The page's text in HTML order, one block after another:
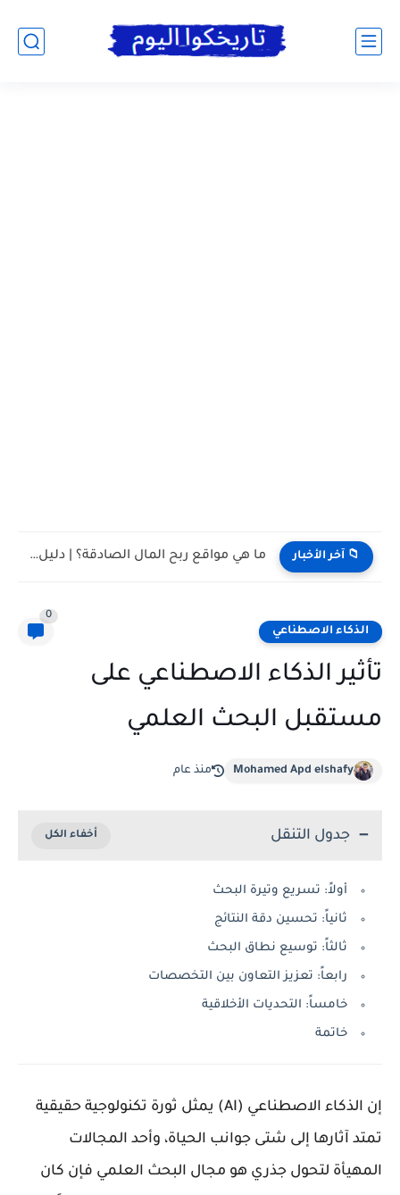
📁 آخر الأخبار ما هي مواقع ربح المال الصادقة؟ | دليل شامل للمواقع...
الذكاء الاصطناعي
0
تأثير الذكاء الاصطناعي على
مستقبل البحث العلمي
Mohamed Apd elshafy منذ عام
جدول التنقل
أولاً: تسريع وتيرة البحث
ثانياً: تحسين دقة النتائج
ثالثاً: توسيع نطاق البحث
رابعاً: تعزيز التعاون بين التخصصات
خامساً: التحديات الأخلاقية
خاتمة
إن الذكاء الاصطناعي (AI) يمثل ثورة تكنولوجية حقيقية
تمتد آثارها إلى شتى جوانب الحياة، وأحد المجالات
المهيأة لتحول جذري هو مجال البحث العلمي فإن كان